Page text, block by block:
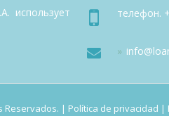
использует
телефон.
Reservados. | Política de privacidad |